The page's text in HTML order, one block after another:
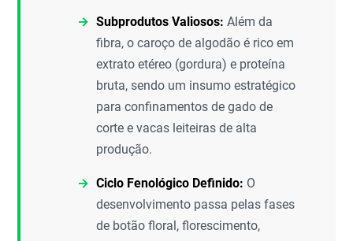
Subprodutos Valiosos: Além da
fibra, o caroço de algodão é rico em
extrato etéreo (gordura) e proteína
bruta, sendo um insumo estratégico
para confinamentos de gado de
corte e vacas leiteiras de alta
produção.
Ciclo Fenológico Definido: O
desenvolvimento passa pelas fases
de botão floral, florescimento,